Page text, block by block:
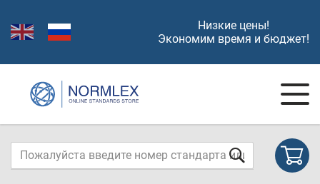
Низкие цены!
Экономим время и бюджет!